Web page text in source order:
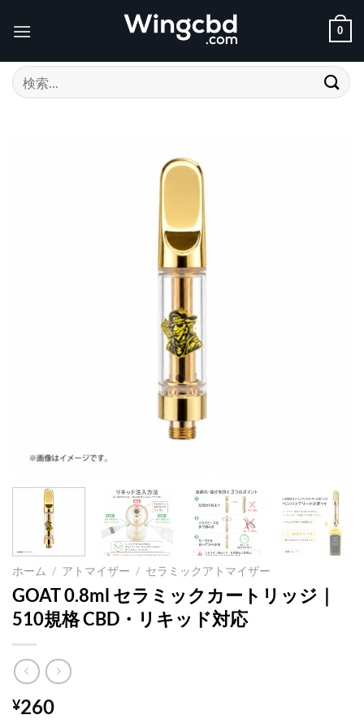
0
検
索
ホーム / アトマイザー / セラミックアトマイザー
GOAT 0.8ml セラミックカートリッジ｜
510規格 CBD・リキッド対応
¥260